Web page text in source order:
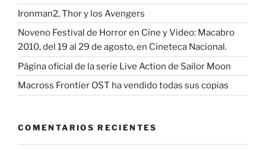
Ironman2, Thor y los Avengers
Noveno Festival de Horror en Cine y Video: Macabro
2010, del 19 al 29 de agosto, en Cineteca Nacional.
Página oficial de la serie Live Action de Sailor Moon
Macross Frontier OST ha vendido todas sus copias
COMENTARIOS RECIENTES